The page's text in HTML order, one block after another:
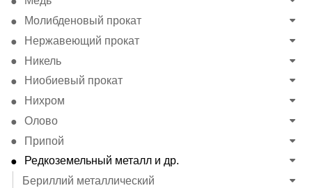
Молибденовый прокат
Нержавеющий прокат
Никель
Ниобиевый прокат
Нихром
Олово
Припой
Редкоземельный металл и др.
Бериллий металлический